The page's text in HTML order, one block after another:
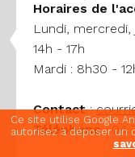
Ce site utilise Google
autorisez à déposer un
Horaires de
Lundi,
14h - 17h
Mardi : 8h30 -
Contact:
Téléphone: 04